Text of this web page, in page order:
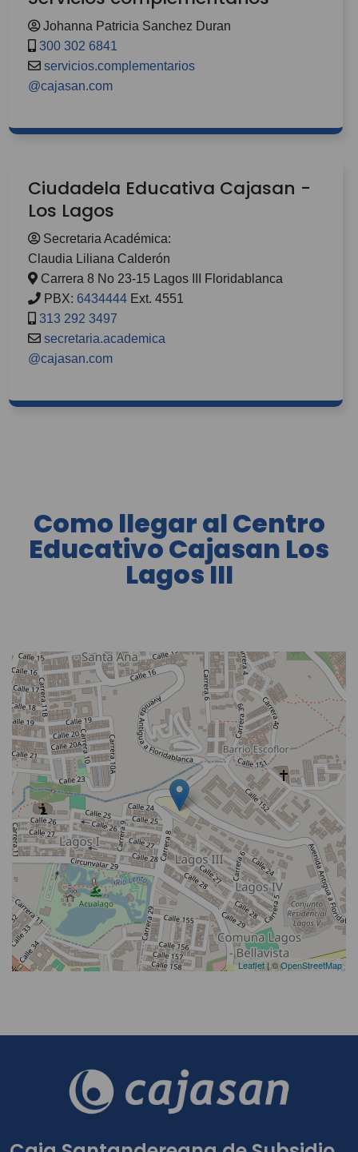
Johanna Patricia Sanchez Duran
300 302 6841
servicios.complementarios
@cajasan.com
Ciudadela Educativa Cajasan -
Los Lagos
Secretaria Académica:
Claudia Liliana Calderón
Carrera 8 No 23-15 Lagos III Floridablanca
PBX: 6434444 Ext. 4551
313 292 3497
secretaria.academica
@cajasan.com
Como llegar al Centro
Educativo Cajasan Los
Lagos III
Leaflet| ©OpenStreetMap